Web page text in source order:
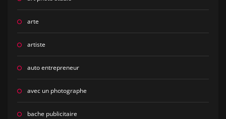
arte
artiste
auto entrepreneur
avec un photographe
bache publicitaire